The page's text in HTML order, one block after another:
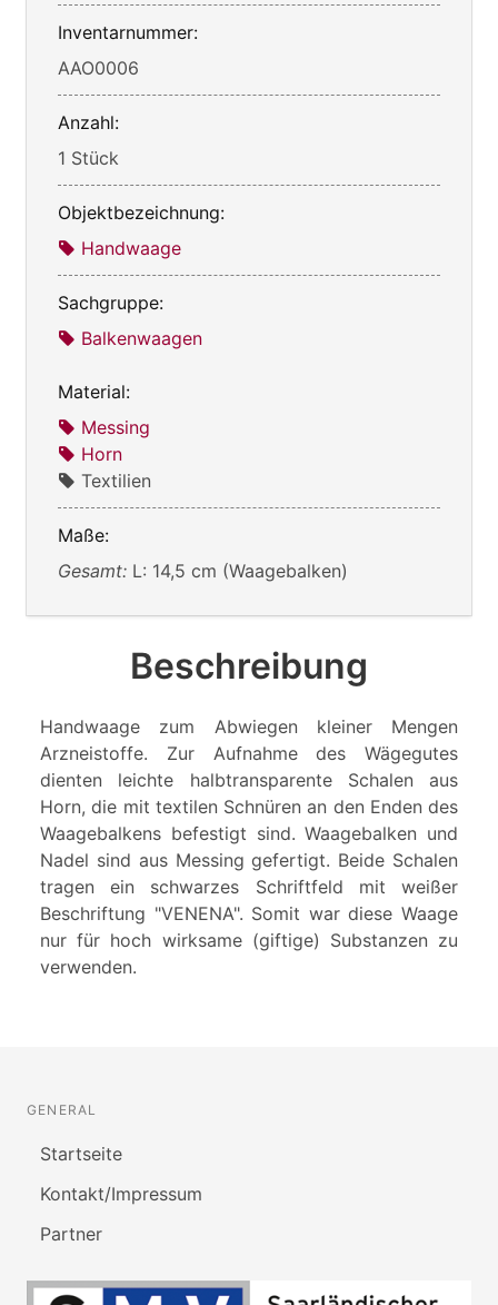
Inventarnummer:
AAO0006
Anzahl:
1 Stück
Objektbezeichnung:
Handwaage
Sachgruppe:
Balkenwaagen
Material:
Messing
Horn
Textilien
Maße:
Gesamt: L: 14,5 cm (Waagebalken)
Beschreibung
Handwaage zum Abwiegen kleiner Mengen
Arzneistoffe. Zur Aufnahme des Wägegutes
dienten leichte halbtransparente Schalen aus
Horn, die mit textilen Schnüren an den Enden des
Waagebalkens befestigt sind. Waagebalken und
Nadel sind aus Messing gefertigt. Beide Schalen
tragen ein schwarzes Schriftfeld mit weißer
Beschriftung "VENENA". Somit war diese Waage
nur für hoch wirksame (giftige) Substanzen zu
verwenden.
GENERAL
Startseite
Kontakt/Impressum
Partner